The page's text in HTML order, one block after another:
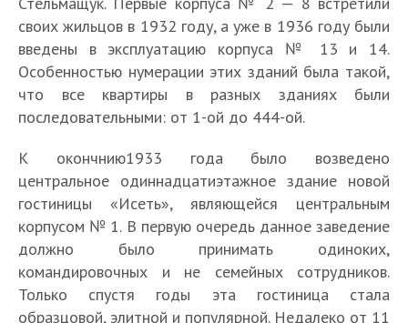
своих жильцов в 1932 году, а уже в 1936 году были
введены в эксплуатацию корпуса № 13 и 14.
Особенностью нумерации этих зданий была такой,
что все квартиры в разных зданиях были
последовательными: от 1-ой до 444-ой.
К окончнию1933 года было возведено
центральное одиннадцатиэтажное здание новой
гостиницы «Исеть», являющейся центральным
корпусом № 1. В первую очередь данное заведение
должно было принимать одиноких,
командировочных и не семейных сотрудников.
Только спустя годы эта гостиница стала
образцовой, элитной и популярной. Недалеко от 11